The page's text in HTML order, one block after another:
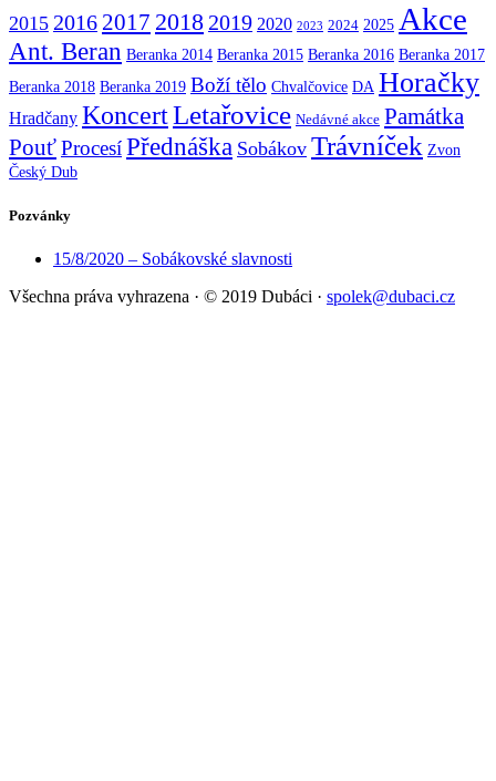
2015 2016 2017 2018 2019 2020 2023 2024 2025 Akce
Ant. Beran Beranka 2014 Beranka 2015 Beranka 2016 Beranka 2017
Beranka 2018 Beranka 2019 Boží tělo Chvalčovice DA Horačky
Hradčany KoncertLetařovice Nedávné akce Památka
PouťProcesíPřednáška Sobákov Trávníček Zvon
Český Dub
Pozvánky
15/8/2020 – Sobákovské slavnosti
Všechna práva vyhrazena · © 2019 Dubáci · spolek@dubaci.cz